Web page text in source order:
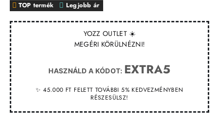
YOZZ OUTLET ☀️
MEGÉRI KÖRÜLNÉZNI!
HASZNÁLD A KÓDOT: EXTRA5
✨ 45.000 FT FELETT TOVÁBBI 5% KEDVEZMÉNYBEN
RÉSZESÜLSZ!
TOP termék Legjobb ár